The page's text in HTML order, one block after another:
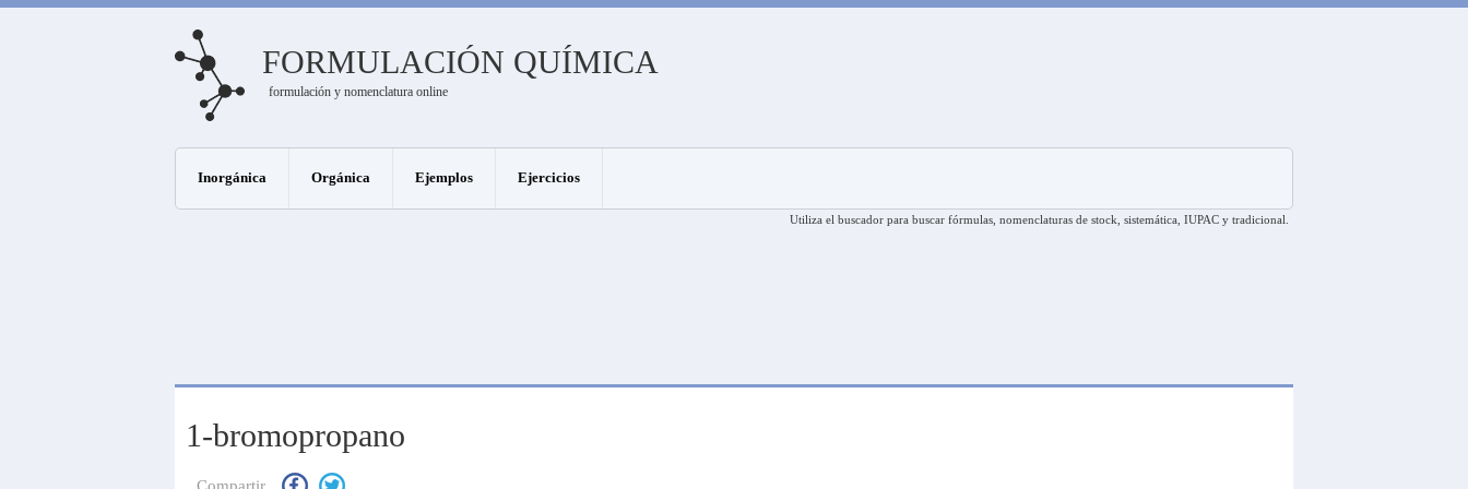
FORMULACIÓN QUÍMICA
formulación y nomenclatura online
Inorgánica Orgánica Ejemplos Ejercicios
Utiliza el buscador para buscar fórmulas, nomenclaturas de stock, sistemática, IUPAC y tradicional.
1-bromopropano